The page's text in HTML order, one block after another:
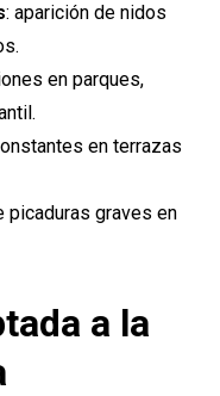
: aparición de nidos
en parques,
en terrazas
picaduras graves en
a la